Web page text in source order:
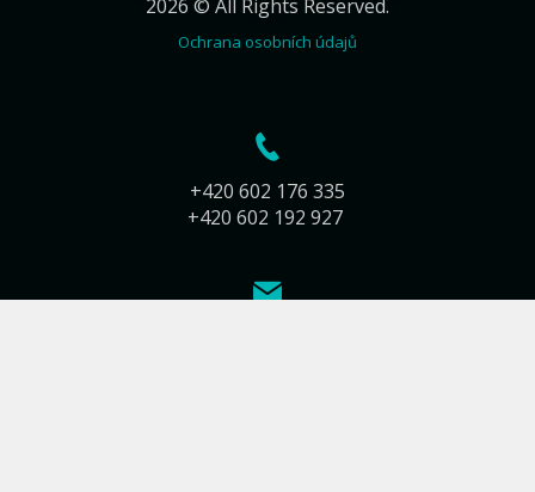
2026 © All Rights Reserved.
Ochrana osobních údajů
+420 602 176 335
+420 602 192 927